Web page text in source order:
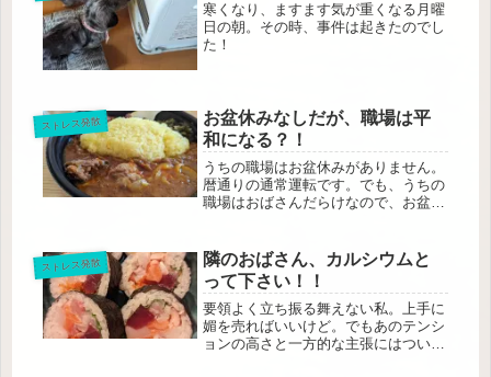
寒くなり、ますます気が重くなる月曜
日の朝。その時、事件は起きたのでし
た！
ストレス発散
お盆休みなしだが、職場は平
和になる？！
うちの職場はお盆休みがありません。
暦通りの通常運転です。でも、うちの
職場はおばさんだらけなので、お盆に
ストレス発散
隣のおばさん、カルシウムと
って下さい！！
要領よく立ち振る舞えない私。上手に
媚を売ればいいけど。でもあのテンシ
ョンの高さと一方的な主張にはついて